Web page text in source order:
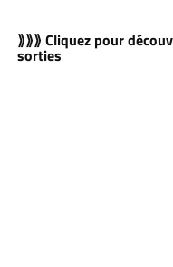
⟫⟫⟫ Cliquez pour
sorties